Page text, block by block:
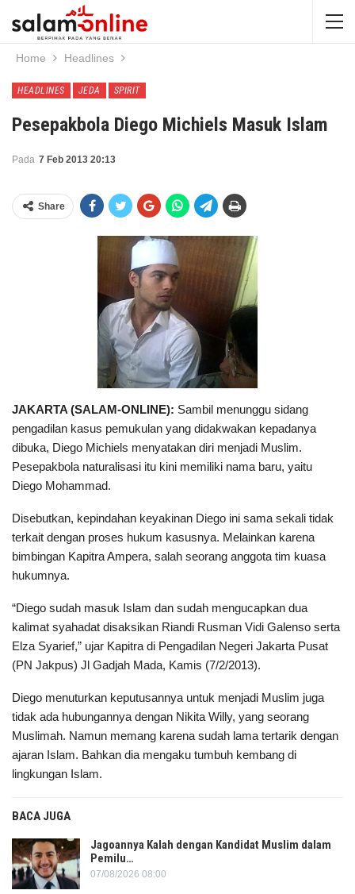
Home Headlines
HEADLINES JEDA SPIRIT
Pesepakbola Diego Michiels Masuk Islam
Pada 7 Feb 2013 20:13
Share
JAKARTA (SALAM-ONLINE): Sambil menunggu sidang
pengadilan kasus pemukulan yang didakwakan kepadanya
dibuka, Diego Michiels menyatakan diri menjadi Muslim.
Pesepakbola naturalisasi itu kini memiliki nama baru, yaitu
Diego Mohammad.
Disebutkan, kepindahan keyakinan Diego ini sama sekali tidak
terkait dengan proses hukum kasusnya. Melainkan karena
bimbingan Kapitra Ampera, salah seorang anggota tim kuasa
hukumnya.
“Diego sudah masuk Islam dan sudah mengucapkan dua
kalimat syahadat disaksikan Riandi Rusman Vidi Galenso serta
Elza Syarief,” ujar Kapitra di Pengadilan Negeri Jakarta Pusat
(PN Jakpus) Jl Gadjah Mada, Kamis (7/2/2013).
Diego menuturkan keputusannya untuk menjadi Muslim juga
tidak ada hubungannya dengan Nikita Willy, yang seorang
Muslimah. Namun memang karena sudah lama tertarik dengan
ajaran Islam. Bahkan dia mengaku tumbuh kembang di
lingkungan Islam.
BACA JUGA
Jagoannya Kalah dengan Kandidat Muslim dalam
Pemilu…
07/08/2026 08:00